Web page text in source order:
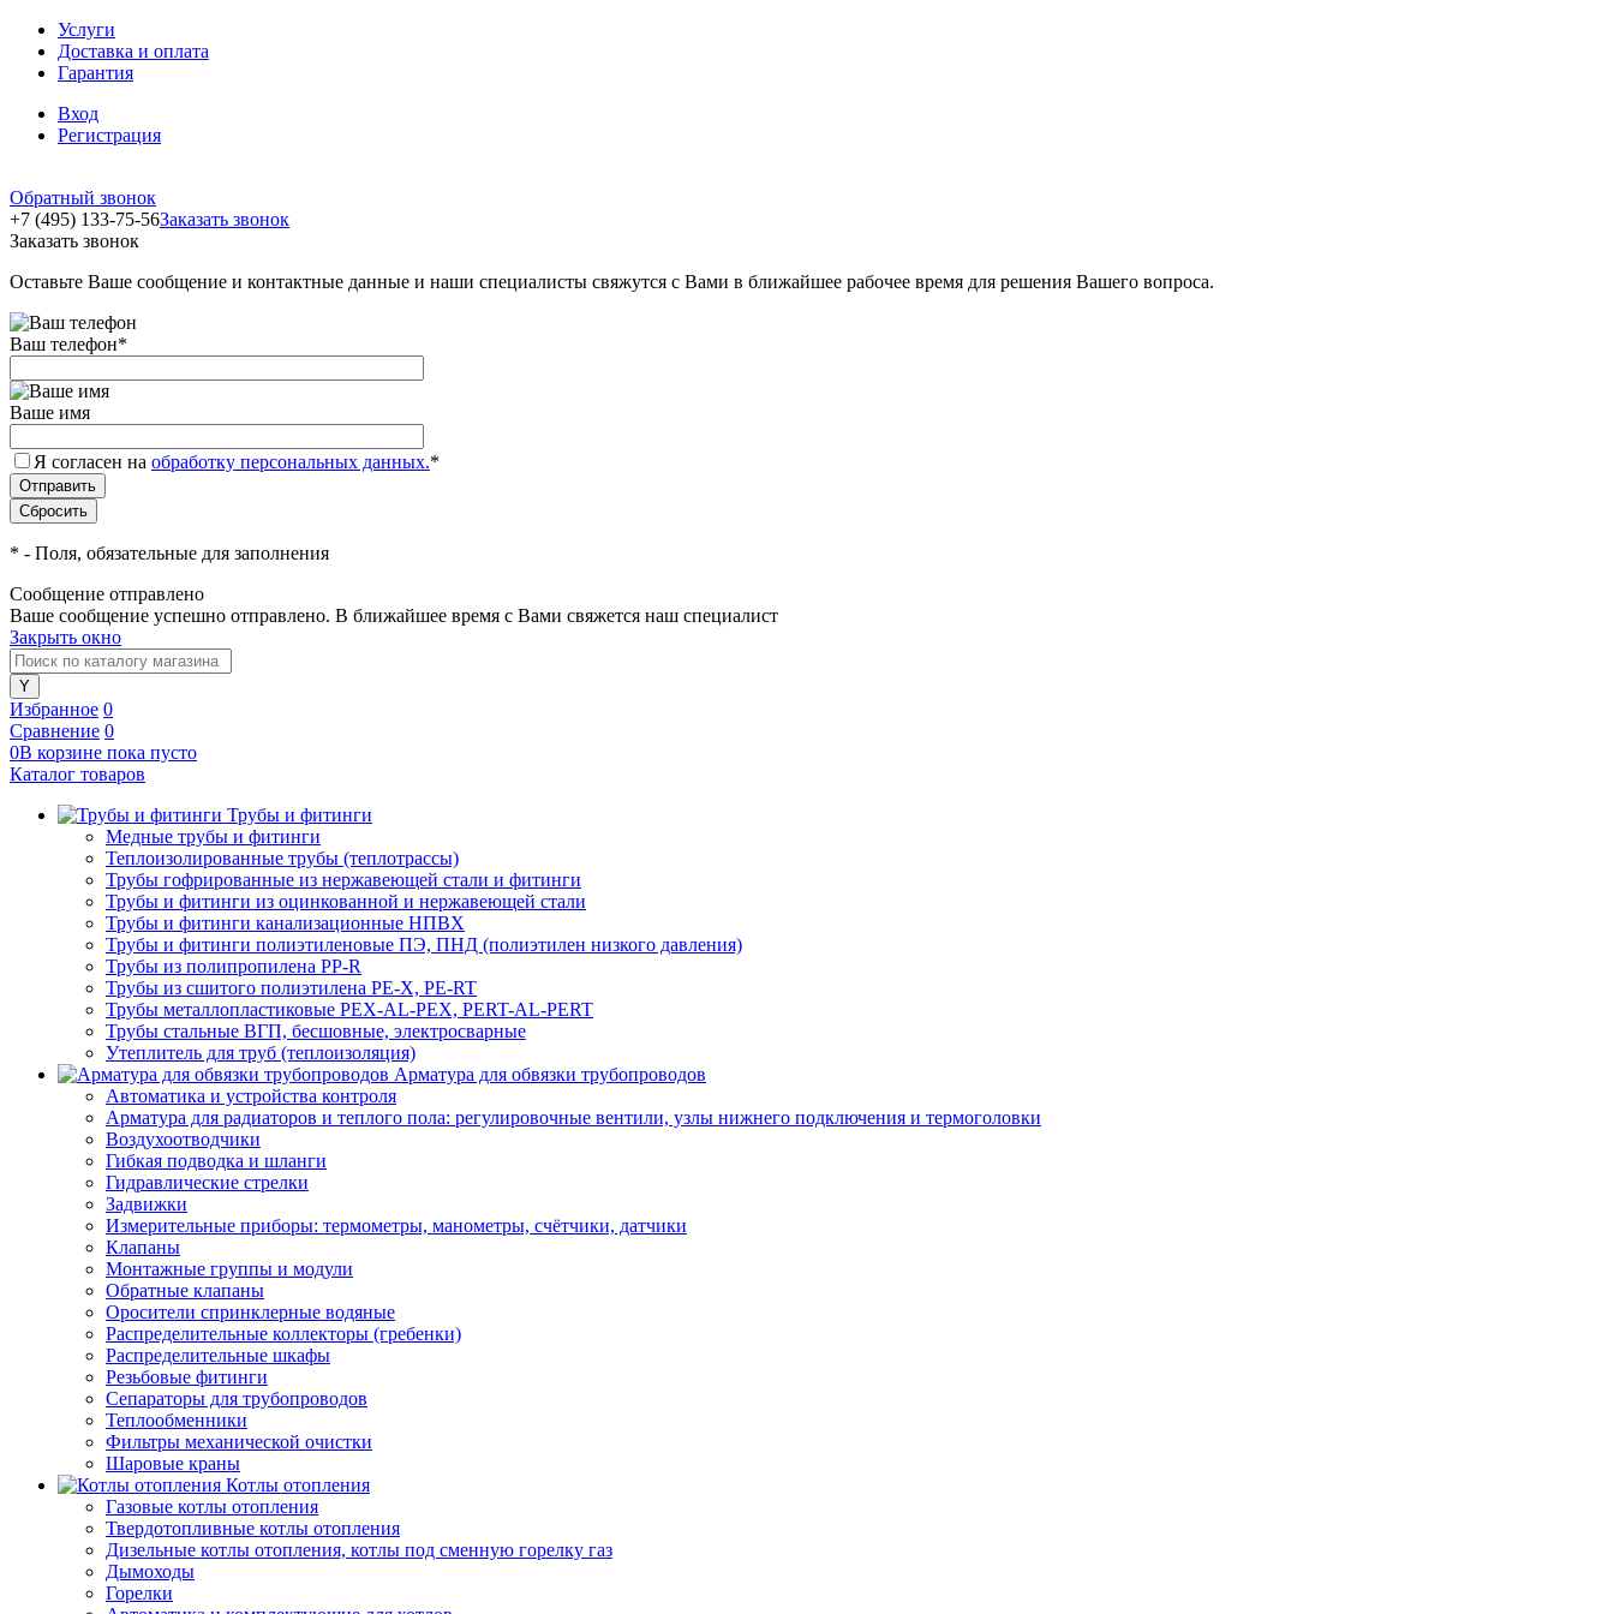
Услуги
Доставка и оплата
Гарантия
Вход
Регистрация
Обратный звонок
+7 (495) 133-75-56Заказать звонок
Заказать звонок
Оставьте Ваше сообщение и контактные данные и наши специалисты свяжутся с Вами в ближайшее рабочее время для решения Вашего вопроса.
Ваш телефон*
Ваше имя
Я согласен на обработку персональных данных.*
* - Поля, обязательные для заполнения
Сообщение отправлено
Ваше сообщение успешно отправлено. В ближайшее время с Вами свяжется наш специалист
Закрыть окно
Избранное 0
Сравнение 0
0В корзине пока пусто
Каталог товаров
Трубы и фитинги
Медные трубы и фитинги
Теплоизолированные трубы (теплотрассы)
Трубы гофрированные из нержавеющей стали и фитинги
Трубы и фитинги из оцинкованной и нержавеющей стали
Трубы и фитинги канализационные НПВХ
Трубы и фитинги полиэтиленовые ПЭ, ПНД (полиэтилен низкого давления)
Трубы из полипропилена PP-R
Трубы из сшитого полиэтилена PE-X, PE-RT
Трубы металлопластиковые PEX-AL-PEX, PERT-AL-PERT
Трубы стальные ВГП, бесшовные, электросварные
Утеплитель для труб (теплоизоляция)
Арматура для обвязки трубопроводов
Автоматика и устройства контроля
Арматура для радиаторов и теплого пола: регулировочные вентили, узлы нижнего подключения и термоголовки
Воздухоотводчики
Гибкая подводка и шланги
Гидравлические стрелки
Задвижки
Измерительные приборы: термометры, манометры, счётчики, датчики
Клапаны
Монтажные группы и модули
Обратные клапаны
Оросители спринклерные водяные
Распределительные коллекторы (гребенки)
Распределительные шкафы
Резьбовые фитинги
Сепараторы для трубопроводов
Теплообменники
Фильтры механической очистки
Шаровые краны
Котлы отопления
Газовые котлы отопления
Твердотопливные котлы отопления
Дизельные котлы отопления, котлы под сменную горелку газ
Дымоходы
Горелки